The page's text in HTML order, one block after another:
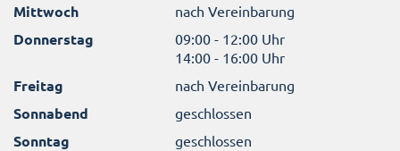
Mittwoch nach Vereinbarung
Donnerstag
09:00 - 12:00 Uhr
14:00 - 16:00 Uhr
Freitag nach Vereinbarung
Sonnabend geschlossen
Sonntag geschlossen